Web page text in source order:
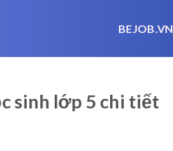
BEJOB.VN
sinh lớp 5 chi tiết